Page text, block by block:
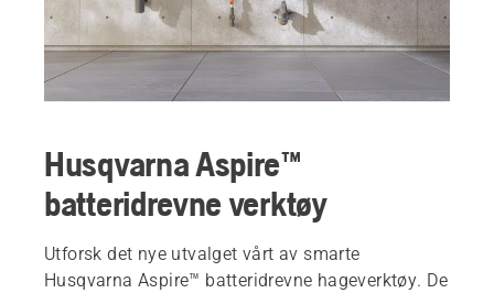
Husqvarna Aspire™
batteridrevne verktøy
Utforsk det nye utvalget vårt av smarte
Husqvarna Aspire™ batteridrevne hageverktøy. De